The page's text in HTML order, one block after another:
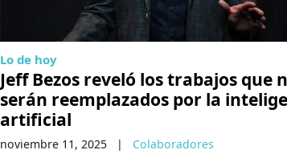
Lo de hoy
Jeff Bezos reveló los trabajos que
serán reemplazados por la
artificial
noviembre 11, 2025 | Colaboradores